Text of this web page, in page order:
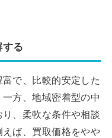
する
で、比較的安定した
方、地域密着型の中
、柔軟な条件や相談
ば、買取価格をやや